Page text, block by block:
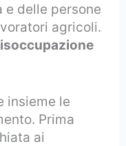
e delle persone
agricoli.
insieme le
Prima
ai